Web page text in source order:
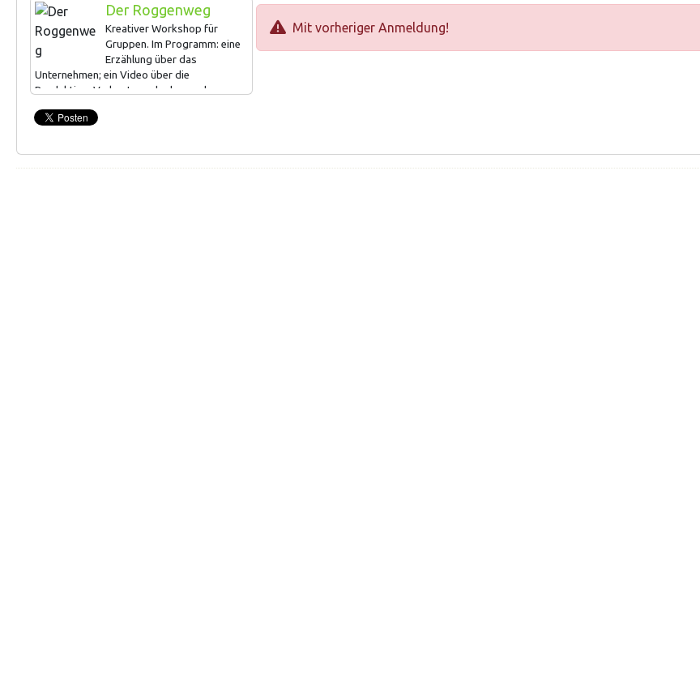
Der Roggenweg
Kreativer Workshop für
Gruppen. Im Programm: eine
Erzählung über das
Unternehmen; ein Video über die
Produktion; Verkostung der besonderen
Gotiņa" mit der Möglichkeit, eigene
Dauer 1–1,5 Std. Weitere Informationen
über den Workshop:
Mit vorheriger Anmeldung!